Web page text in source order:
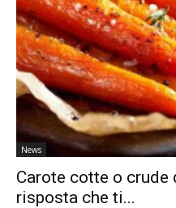
News
Carote cotte o crude
risposta che ti...